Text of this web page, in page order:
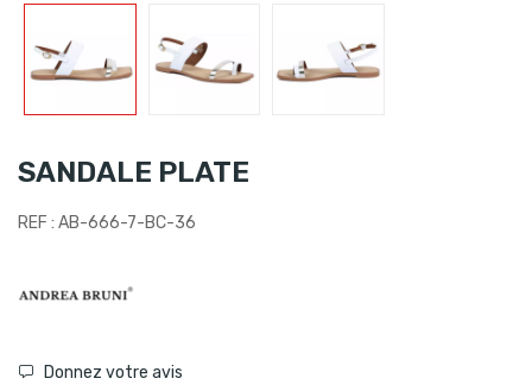
SANDALE PLATE
REF : AB-666-7-BC-36
Donnez votre avis